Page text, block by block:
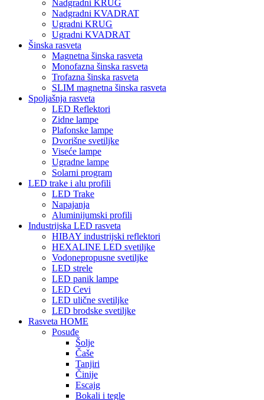
Nadgradni KRUG
Nadgradni KVADRAT
Ugradni KRUG
Ugradni KVADRAT
Šinska rasveta
Magnetna šinska rasveta
Monofazna šinska rasveta
Trofazna šinska rasveta
SLIM magnetna šinska rasveta
Spoljašnja rasveta
LED Reflektori
Zidne lampe
Plafonske lampe
Dvorišne svetiljke
Viseće lampe
Ugradne lampe
Solarni program
LED trake i alu profili
LED Trake
Napajanja
Aluminijumski profili
Industrijska LED rasveta
HIBAY industrijski reflektori
HEXALINE LED svetiljke
Vodonepropusne svetiljke
LED strele
LED panik lampe
LED Cevi
LED ulične svetiljke
LED brodske svetiljke
Rasveta HOME
Posuđe
Šolje
Čaše
Tanjiri
Činije
Escajg
Bokali i tegle